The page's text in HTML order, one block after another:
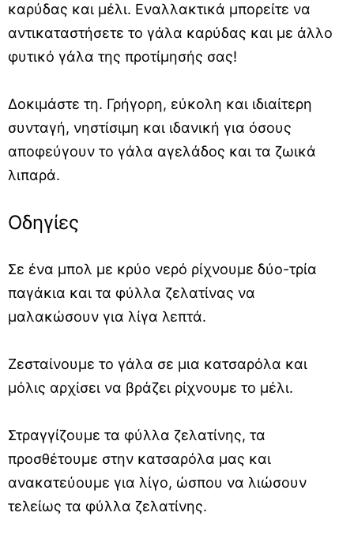
καρύδας και μέλι. Εναλλακτικά μπορείτε να
αντικαταστήσετε το γάλα καρύδας και με άλλο
φυτικό γάλα της προτίμησής σας!
Δοκιμάστε τη. Γρήγορη, εύκολη και ιδιαίτερη
συνταγή, νηστίσιμη και ιδανική για όσους
αποφεύγουν το γάλα αγελάδος και τα ζωικά
λιπαρά.
Οδηγίες
Σε ένα μπολ με κρύο νερό ρίχνουμε δύο-τρία
παγάκια και τα φύλλα ζελατίνας να
μαλακώσουν για λίγα λεπτά.
Ζεσταίνουμε το γάλα σε μια κατσαρόλα και
μόλις αρχίσει να βράζει ρίχνουμε το μέλι.
Στραγγίζουμε τα φύλλα ζελατίνης, τα
προσθέτουμε στην κατσαρόλα μας και
ανακατεύουμε για λίγο, ώσπου να λιώσουν
τελείως τα φύλλα ζελατίνης.